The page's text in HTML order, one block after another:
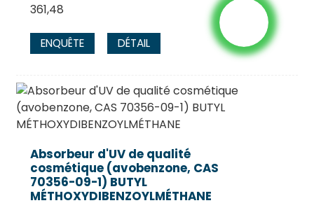
361,48
ENQUÊTE DÉTAIL
Absorbeur d'UV de qualité
cosmétique (avobenzone, CAS
70356-09-1) BUTYL
MÉTHOXYDIBENZOYLMÉTHANE